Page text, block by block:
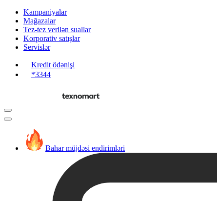
Kampaniyalar
Mağazalar
Tez-tez verilən suallar
Korporativ satışlar
Servislər
Kredit ödənişi
*3344
Bahar müjdəsi endirimləri